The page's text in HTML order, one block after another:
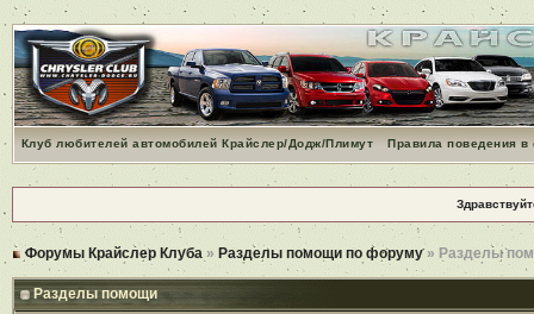
Клуб любителей автомобилей Крайслер/Додж/Плимут Правила поведения
Форумы Крайслер Клуба » Разделы помощи по форуму» Разделы
Разделы помощи